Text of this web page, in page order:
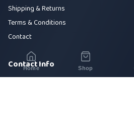
Shipping & Returns
Terms & Conditions
Contact
Contact Info
Home Shop